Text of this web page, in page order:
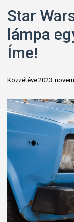
Star
lámpa
Íme!
Közzétéve 2023.